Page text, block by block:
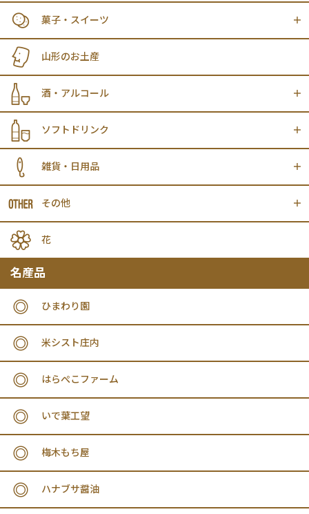
菓子・スイーツ
山形のお土産
酒・アルコール
ソフトドリンク
雑貨・日用品
その他
花
名産品
ひまわり園
米シスト庄内
はらぺこファーム
いで葉工望
梅木もち屋
ハナブサ醤油